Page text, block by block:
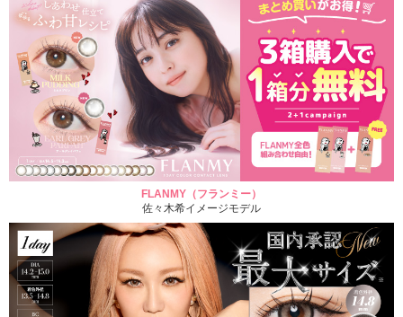
FLANMY（フランミー）
佐々木希イメージモデル